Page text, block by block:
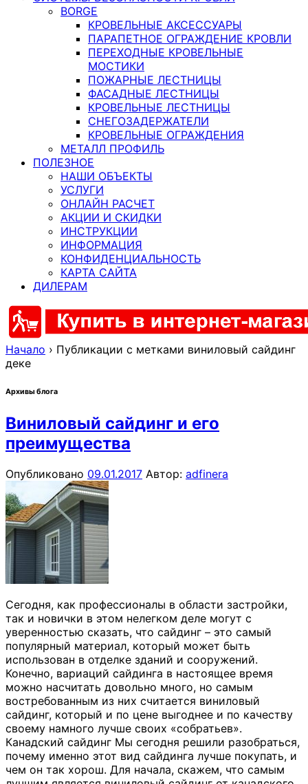
BORGE
КРОВЕЛЬНЫЕ АКСЕССУАРЫ
ПАРАПЕТНОЕ ОГРАЖДЕНИЕ КРОВЛИ
ПЕРЕХОДНЫЕ КРОВЕЛЬНЫЕ
МОСТИКИ
ПОЖАРНЫЕ ЛЕСТНИЦЫ
ФАСАДНЫЕ ЛЕСТНИЦЫ
КРОВЕЛЬНЫЕ ЛЕСТНИЦЫ
СНЕГОЗАДЕРЖАТЕЛИ
КРОВЕЛЬНЫЕ ОГРАЖДЕНИЯ
МЕТАЛЛ ПРОФИЛЬ
ПОЛЕЗНОЕ
НАШИ ОБЪЕКТЫ
УСЛУГИ
ОНЛАЙН РАСЧЕТ
АКЦИИ И СКИДКИ
ИНСТРУКЦИИ
ИНФОРМАЦИЯ
КОНФИДЕНЦИАЛЬНОСТЬ
КАРТА САЙТА
ДИЛЕРАМ
Начало › Публикации с метками виниловый сайдинг
деке
Архивы блога
Виниловый сайдинг и его
преимущества
Опубликовано 09.01.2017 Автор: adfinera
Сегодня, как профессионалы в области застройки,
так и новички в этом нелегком деле могут с
уверенностью сказать, что сайдинг – это самый
популярный материал, который может быть
использован в отделке зданий и сооружений.
Конечно, вариаций сайдинга в настоящее время
можно насчитать довольно много, но самым
востребованным из них считается виниловый
сайдинг, который и по цене выгоднее и по качеству
своему намного лучше своих «собратьев».
Канадский сайдинг Мы сегодня решили разобраться,
почему именно этот вид сайдинга лучше покупать, и
чем он так хорош. Для начала, скажем, что самым